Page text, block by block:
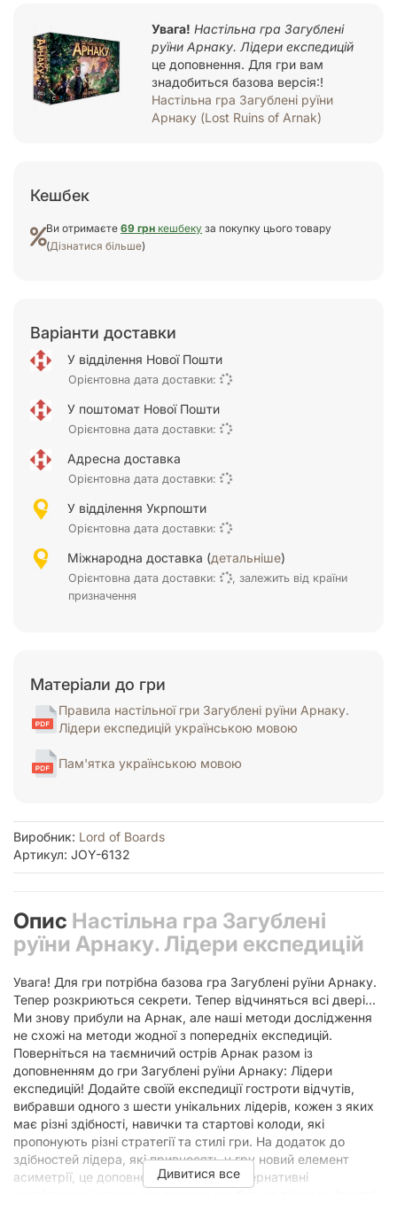
Увага! Настільна гра Загублені
руїни Арнаку. Лідери експедицій
це доповнення. Для гри вам
знадобиться базова версія:!
Настільна гра Загублені руїни
Арнаку (Lost Ruins of Arnak)
Кешбек
Ви отримаєте 69 грн кешбеку за покупку цього товару
(Дізнатися більше)
Варіанти доставки
У відділення Нової Пошти
Орієнтовна дата доставки:
У поштомат Нової Пошти
Орієнтовна дата доставки:
Адресна доставка
Орієнтовна дата доставки:
У відділення Укрпошти
Орієнтовна дата доставки:
Міжнародна доставка (детальніше)
Орієнтовна дата доставки:
, залежить від країни
призначення
Матеріали до гри
Правила настільної гри Загублені руїни Арнаку.
Лідери експедицій українською мовою
Пам'ятка українською мовою
Виробник: Lord of Boards
Артикул: JOY-6132
Опис Настільна гра Загублені
руїни Арнаку. Лідери експедицій
Увага! Для гри потрібна базова гра Загублені руїни Арнаку.
Тепер розкриються секрети. Тепер відчиняться всі двері...
Ми знову прибули на Арнак, але наші методи дослідження
не схожі на методи жодної з попередніх експедицій.
Поверніться на таємничий острів Арнак разом із
доповненням до гри Загублені руїни Арнаку: Лідери
експедицій! Додайте своїй експедиції гостроти відчутів,
вибравши одного з шести унікальних лідерів, кожен з яких
має різні здібності, навички та стартові колоди, які
пропонують різні стратегії та стилі гри. На додаток до
здібностей лідера, які привносять у гру новий елемент
асиметрії, це доповнення містить альтернативні
Дивитися все